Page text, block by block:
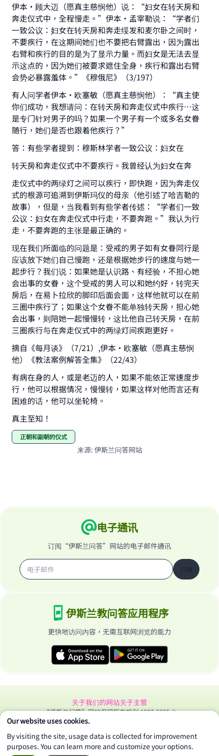
伊本·顾大迈（愿真主慈悯他）说：“妇女在转天房和
奔走仪式中，全程慢走。”伊本·孟宰勒说：“学者们
一致公议：妇女在转天房和奔走绥发和麦尔卧之间时，
不要疾行，在这期间她们也不要把右臂露出，因为露出
右臂和疾行的目的是为了显示力量。而妇女是无法去显
示这点的，因为她们被要求遮住全身，疾行和露出右臂
会势必暴露羞体。”《穆俄尼》（3/197）
有人问学者伊本·欧塞敏（愿真主慈悯他）：“真主使
你们成功，我想请问：在转天房和奔走仪式中疾行…这
是专门针对男子的吗？如果一个男子有一个或多名女眷
随行，她们是否也跟着他疾行？”
答：有些学者提到：穆斯林学者一致公议：妇女在
转天房和奔走仪式中不要疾行。我曾经认为妇女在奔
走仪式中的两绿灯之间可以疾行，即快跑，因为奔走仪
式的根源可追溯到伊斯玛仪的母亲（他引述了哈吉勒的
故事），但是，当我看到有些学者传述：“学者们一致
公议：妇女在奔走仪式中行走，不要奔跑。”我认为行
走，不要奔跑的主张是最正确的。
现在我们所面临的问题是：受戒的男子如有女眷同行是
应该放下她们自己慢跑，还是根据她步行的速度与她一
起步行？我们说：如果她是认识路、有经验，不担心她
会出事的女眷，这个受戒的男人可以和她约好，转完天
房后，在易卜拉欣的脚印后面会面，这样他就可以在前
三圈中疾行了；如果这个女眷不能单独转天房，担心她
会出事，则陪她一起慢慢转，这比他自己转天房，在前
三圈疾行与在奔走仪式中的两绿灯间疾跑更好。
摘自《每月谈》（7/21）,伊本·欧塞敏（愿真主慈悯
他）《教法案例解答全集》（22/43）
有病在身的人，或是老迈的人，如果不能依正常速度步
行，他可以根据情况，慢慢转，如果这样对他而言还有
困难的话，他可以坐轮椅。
真主至知！
正朝和副朝的仪式
来源: 伊斯兰问答网站
电子通讯
订阅“伊斯兰问答”网站的电子邮件通讯
伊斯兰教问答应用程序
更快地访问内容，无需互联网浏览的能力
关于我们的网站关于主管
“伊斯兰问答”网站保留所有权利 1997-2025 ©
Make an impact on millions of lives
with your contribution today
Your support is crucial for our mission.
The Prophet (ﷺ) said:
"A person who leads others to doing what is
good will earn the same reward as those who
do it."
(MUSLIM, 1893)
Support IslamQA
Our website uses cookies.
By visiting the site, usage data is collected for improvement
purposes. You can learn more and customize your options.